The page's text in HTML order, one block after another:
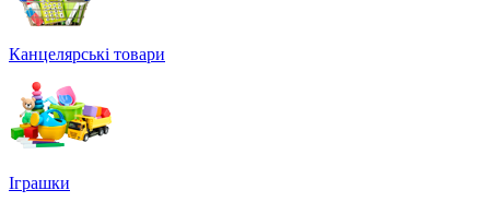
Канцелярські товари
Іграшки